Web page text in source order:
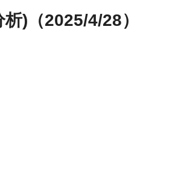
)（2025/4/28）